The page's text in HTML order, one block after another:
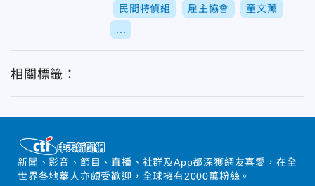
民間特偵組 雇主協會 童文薰
相關標籤：
新聞、影音、節目、直播、社群及App都深獲網友喜愛，在全
世界各地華人亦頗受歡迎，全球擁有2000萬粉絲。